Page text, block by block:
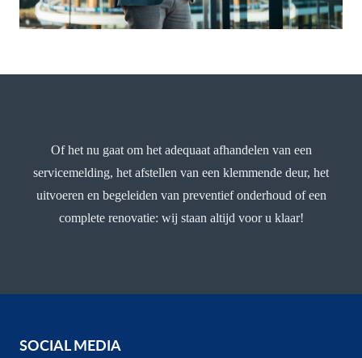
Of het nu gaat om het adequaat afhandelen van een
servicemelding, het afstellen van een klemmende deur, het
uitvoeren en begeleiden van preventief onderhoud of een
complete renovatie: wij staan altijd voor u klaar!
SOCIAL MEDIA